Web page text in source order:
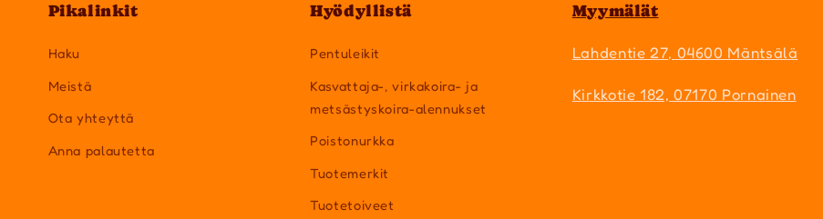
Pikalinkit
Haku
Meistä
Ota yhteyttä
Anna palautetta
Hyödyllistä
Pentuleikit
Kasvattaja-, virkakoira- ja
metsästyskoira-alennukset
Poistonurkka
Tuotemerkit
Tuotetoiveet
Myymälät
Lahdentie 27, 04600 Mäntsälä
Kirkkotie 182, 07170 Pornainen